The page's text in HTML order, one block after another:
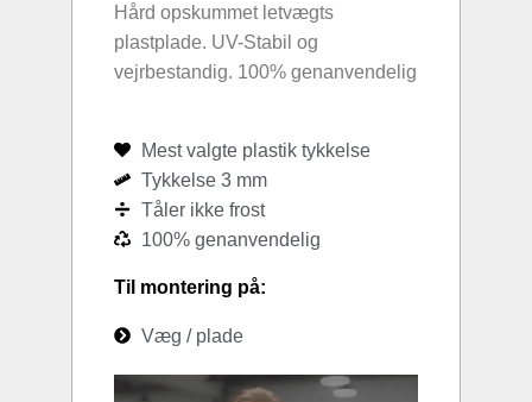
Hård opskummet letvægts
plastplade. UV-Stabil og
vejrbestandig. 100% genanvendelig
Mest valgte plastik tykkelse
Tykkelse 3 mm
Tåler ikke frost
100% genanvendelig
Til montering på:
Væg / plade